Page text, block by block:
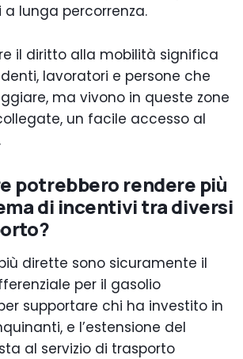
lunga percorrenza.
il diritto alla mobilità significa
lavoratori e persone che
ma vivono in queste zone
un facile accesso al
potrebbero rendere più
di incentivi tra diversi
dirette sono sicuramente il
per il gasolio
supportare chi ha investito in
e l’estensione del
al servizio di trasporto